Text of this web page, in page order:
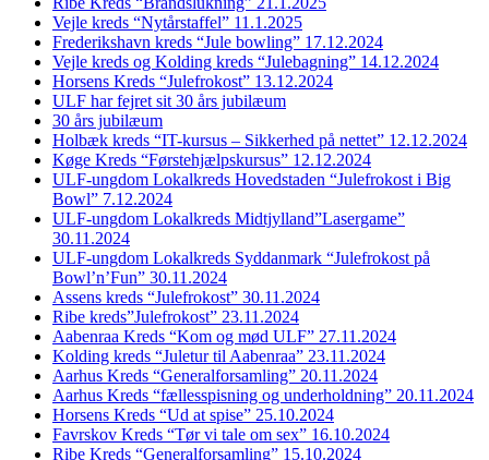
Vejle kreds “Nytårstaffel” 11.1.2025
Frederikshavn kreds “Jule bowling” 17.12.2024
Vejle kreds og Kolding kreds “Julebagning” 14.12.2024
Horsens Kreds “Julefrokost” 13.12.2024
ULF har fejret sit 30 års jubilæum
30 års jubilæum
Holbæk kreds “IT-kursus – Sikkerhed på nettet” 12.12.2024
Køge Kreds “Førstehjælpskursus” 12.12.2024
ULF-ungdom Lokalkreds Hovedstaden “Julefrokost i Big
Bowl” 7.12.2024
ULF-ungdom Lokalkreds Midtjylland”Lasergame”
30.11.2024
ULF-ungdom Lokalkreds Syddanmark “Julefrokost på
Bowl’n’Fun” 30.11.2024
Assens kreds “Julefrokost” 30.11.2024
Ribe kreds”Julefrokost” 23.11.2024
Aabenraa Kreds “Kom og mød ULF” 27.11.2024
Kolding kreds “Juletur til Aabenraa” 23.11.2024
Aarhus Kreds “Generalforsamling” 20.11.2024
Aarhus Kreds “fællesspisning og underholdning” 20.11.2024
Horsens Kreds “Ud at spise” 25.10.2024
Favrskov Kreds “Tør vi tale om sex” 16.10.2024
Ribe Kreds “Generalforsamling” 15.10.2024